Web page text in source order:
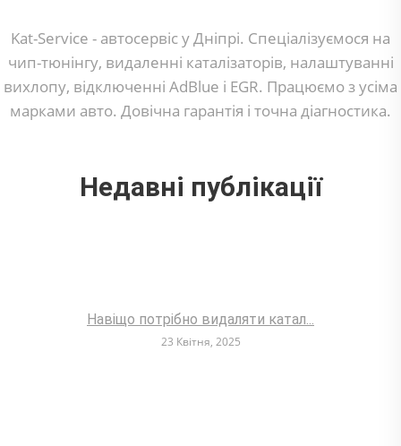
Kat-Service - автосервіс у Дніпрі. Спеціалізуємося на
чип-тюнінгу, видаленні каталізаторів, налаштуванні
вихлопу, відключенні AdBlue і EGR. Працюємо з усіма
марками авто. Довічна гарантія і точна діагностика.
Недавні публікації
Навіщо потрібно видаляти катал...
23 Квітня, 2025